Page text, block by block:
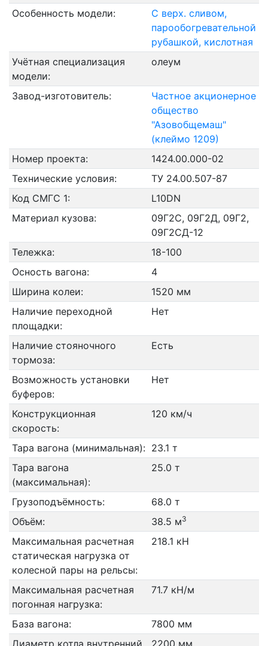
Особенность модели:
С верх. сливом,
парообогревательной
рубашкой, кислотная
Учётная специализация
модели:
олеум
Завод-изготовитель:
Частное акционерное
общество
"Азовобщемаш"
(клеймо 1209)
Номер проекта:
1424.00.000-02
Технические условия:
ТУ 24.00.507-87
Код СМГС 1:
L10DN
Материал кузова:
09Г2С, 09Г2Д, 09Г2,
09Г2СД-12
Тележка:
18-100
Осность вагона:
4
Ширина колеи:
1520 мм
Наличие переходной
площадки:
Нет
Наличие стояночного
тормоза:
Есть
Возможность установки
буферов:
Нет
Конструкционная
скорость:
120 км/ч
Тара вагона (минимальная): 23.1 т
Тара вагона
(максимальная):
25.0 т
Грузоподъёмность:
68.0 т
Объём:
38.5 м3
Максимальная расчетная
статическая нагрузка от
колесной пары на рельсы:
218.1 кН
Максимальная расчетная
погонная нагрузка:
71.7 кН/м
База вагона:
7800 мм
Диаметр котла внутренний
2200 мм